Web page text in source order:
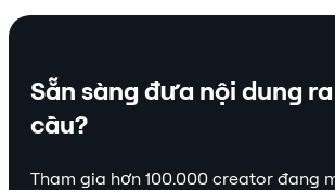
Sẵn sàng đưa nội dung
cầu?
Tham gia hơn 100.000 creator đang